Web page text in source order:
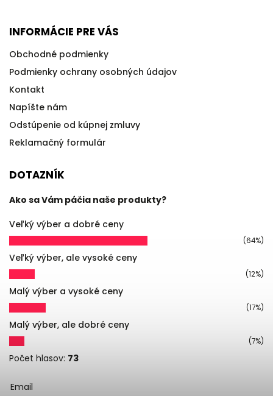
INFORMÁCIE PRE VÁS
Obchodné podmienky
Podmienky ochrany osobných údajov
Kontakt
Napíšte nám
Odstúpenie od kúpnej zmluvy
Reklamačný formulár
DOTAZNÍK
Ako sa Vám páčia naše produkty?
Veľký výber a dobré ceny
(64%)
Veľký výber, ale vysoké ceny
(12%)
Malý výber a vysoké ceny
(17%)
Malý výber, ale dobré ceny
(7%)
Počet hlasov: 73
Email